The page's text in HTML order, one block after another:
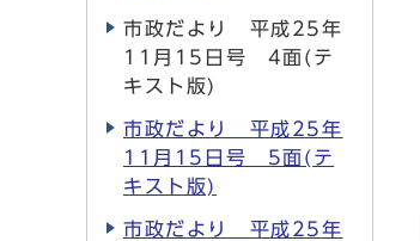
市政だより 平成25年
11月15日号 4面(テ
キスト版)
市政だより 平成25年
11月15日号 5面(テ
キスト版)
市政だより 平成25年